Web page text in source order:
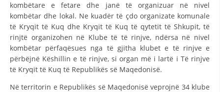
KONTAKT INFORMACIONE
ANËTARËSIMI NË STRUKTURAT PROFESIONALE
LIGJI I KRYQIT TË KUQ
STATUTI I KRYQIT TË KUQ
kombëtare e fetare dhe janë të organizuar në nivel
kombëtar dhe lokal. Ne kuadër të çdo organizate komunale
të Kryqit të Kuq dhe Kryqit të Kuq të qytetit të Shkupit, të
rinjtë organizohen në Klube të të rinjve, ndërsa në nivel
kombëtar përfaqësues nga të gjitha klubet e të rinjve e
përbëjnë Këshillin e të rinjve, si organ më i lartë i Të rinjve
të Kryqit të Kuq të Republikës së Maqedonisë.
Në territorin e Republikës së Maqedonisë veprojnë 34 klube